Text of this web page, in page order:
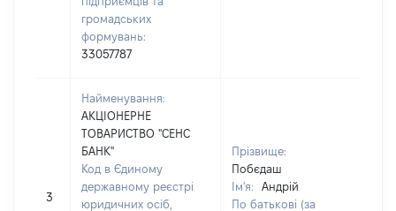
громадських
формувань:
33057787
3
Найменування:
АКЦІОНЕРНЕ
ТОВАРИСТВО "СЕНС
БАНК"
Код в Єдиному
державному реєстрі
юридичних осіб,
Прізвище:
Побєдаш
Ім'я:
Андрій
По батькові (за